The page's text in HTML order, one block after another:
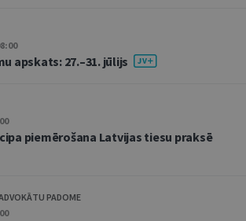
apskats: 27.–31. jūlijs
piemērošana Latvijas tiesu praksē
PADOME